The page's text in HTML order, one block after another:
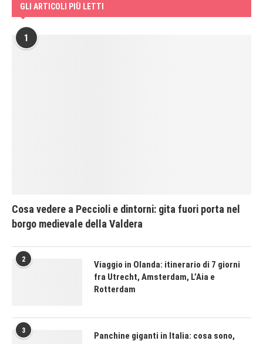
GLI ARTICOLI PIÙ LETTI
1
Cosa vedere a Peccioli e dintorni: gita fuori porta nel
borgo medievale della Valdera
2
Viaggio in Olanda: itinerario di 7 giorni
fra Utrecht, Amsterdam, L’Aia e
Rotterdam
3
Panchine giganti in Italia: cosa sono,